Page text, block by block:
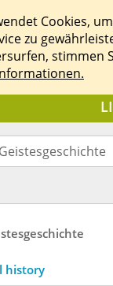
Cookies,
zu
stimmen
history